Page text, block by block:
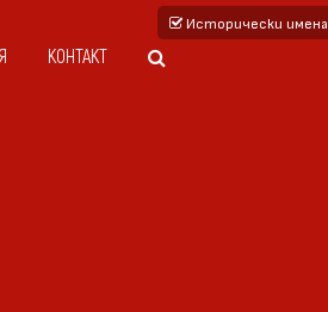
Исторически имена
КОНТАКТ